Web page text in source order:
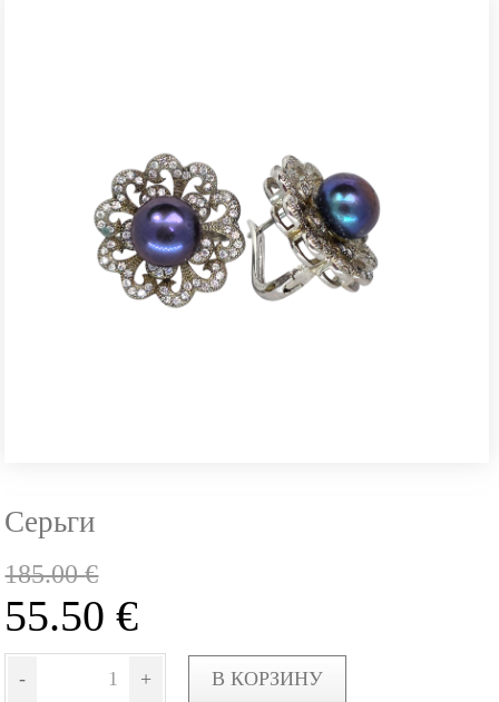
Серьги
185.00€
55.50€
- + В КОРЗИНУ